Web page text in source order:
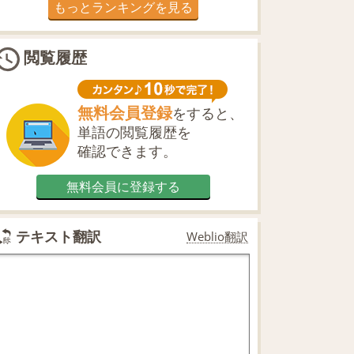
もっとランキングを見る
閲覧履歴
無料会員登録をすると、
単語の閲覧履歴を
確認できます。
無料会員に登録する
テキスト翻訳 Weblio翻訳